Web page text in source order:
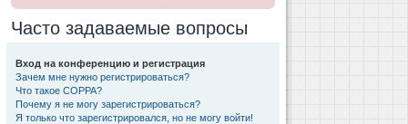
Часто задаваемые вопросы
Вход на конференцию и регистрация
Зачем мне нужно регистрироваться?
Что такое COPPA?
Почему я не могу зарегистрироваться?
Я только что зарегистрировался, но не могу войти!